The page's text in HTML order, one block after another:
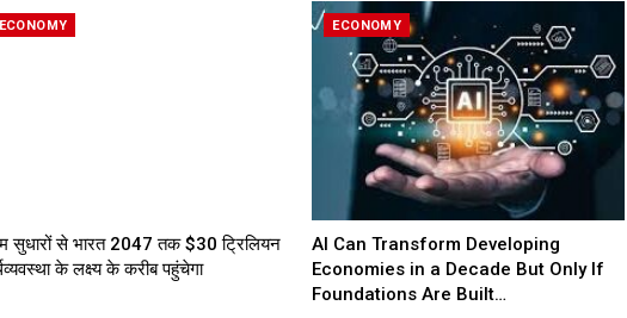
ECONOMY
सुधारों से भारत 2047 तक $30 ट्रिलियन
के लक्ष्य के करीब पहुंचेगा
ECONOMY
AI Can Transform Developing
Economies in a Decade But Only If
Foundations Are Built…